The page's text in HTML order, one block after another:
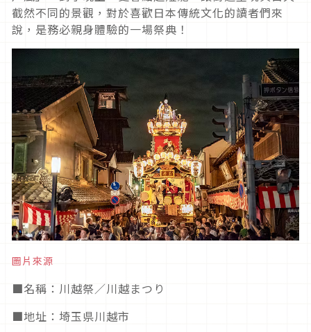
截然不同的景觀，對於喜歡日本傳統文化的讀者們來
說，是務必親身體驗的一場祭典！
圖片來源
■名稱：川越祭／川越まつり
■地址：埼玉県川越市